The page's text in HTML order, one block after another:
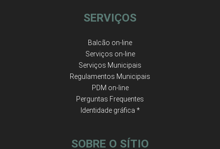
SERVIÇOS
Balcão on-line
Serviços on-line
Serviços Municipais
Regulamentos Municipais
PDM on-line
Perguntas Frequentes
Identidade gráfica *
SOBRE O SÍTIO